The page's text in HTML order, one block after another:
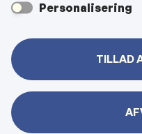
Personalisering
TILLAD